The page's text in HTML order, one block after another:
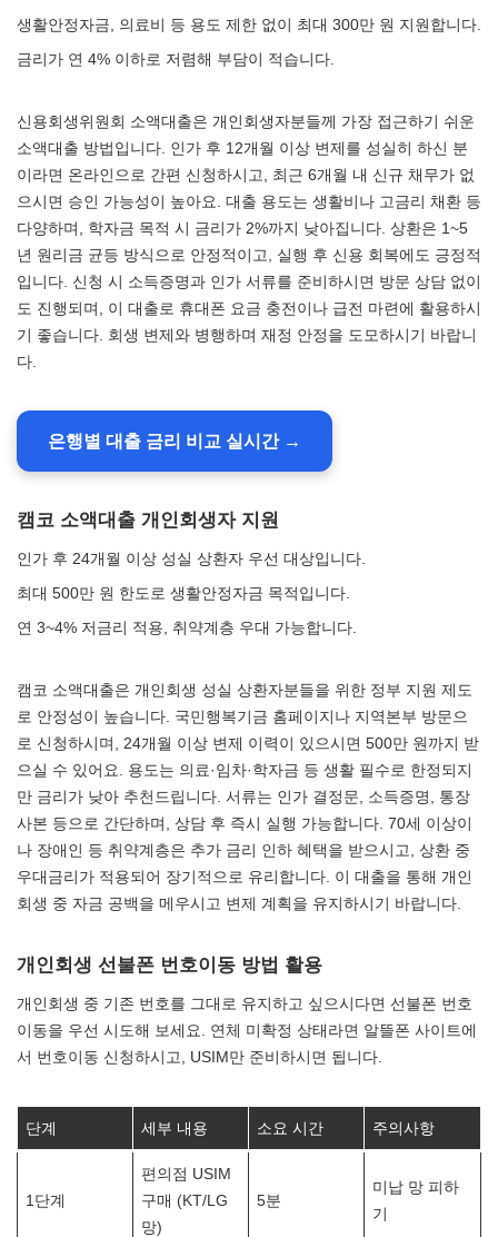
생활안정자금, 의료비 등 용도 제한 없이 최대 300만 원 지원합니다.
금리가 연 4% 이하로 저렴해 부담이 적습니다.
신용회생위원회 소액대출은 개인회생자분들께 가장 접근하기 쉬운
소액대출 방법입니다. 인가 후 12개월 이상 변제를 성실히 하신 분
이라면 온라인으로 간편 신청하시고, 최근 6개월 내 신규 채무가 없
으시면 승인 가능성이 높아요. 대출 용도는 생활비나 고금리 채환 등
다양하며, 학자금 목적 시 금리가 2%까지 낮아집니다. 상환은 1~5
년 원리금 균등 방식으로 안정적이고, 실행 후 신용 회복에도 긍정적
입니다. 신청 시 소득증명과 인가 서류를 준비하시면 방문 상담 없이
도 진행되며, 이 대출로 휴대폰 요금 충전이나 급전 마련에 활용하시
기 좋습니다. 회생 변제와 병행하며 재정 안정을 도모하시기 바랍니
다.
은행별 대출 금리 비교 실시간 →
캠코 소액대출 개인회생자 지원
인가 후 24개월 이상 성실 상환자 우선 대상입니다.
최대 500만 원 한도로 생활안정자금 목적입니다.
연 3~4% 저금리 적용, 취약계층 우대 가능합니다.
캠코 소액대출은 개인회생 성실 상환자분들을 위한 정부 지원 제도
로 안정성이 높습니다. 국민행복기금 홈페이지나 지역본부 방문으
로 신청하시며, 24개월 이상 변제 이력이 있으시면 500만 원까지 받
으실 수 있어요. 용도는 의료·임차·학자금 등 생활 필수로 한정되지
만 금리가 낮아 추천드립니다. 서류는 인가 결정문, 소득증명, 통장
사본 등으로 간단하며, 상담 후 즉시 실행 가능합니다. 70세 이상이
나 장애인 등 취약계층은 추가 금리 인하 혜택을 받으시고, 상환 중
우대금리가 적용되어 장기적으로 유리합니다. 이 대출을 통해 개인
회생 중 자금 공백을 메우시고 변제 계획을 유지하시기 바랍니다.
개인회생 선불폰 번호이동 방법 활용
개인회생 중 기존 번호를 그대로 유지하고 싶으시다면 선불폰 번호
이동을 우선 시도해 보세요. 연체 미확정 상태라면 알뜰폰 사이트에
서 번호이동 신청하시고, USIM만 준비하시면 됩니다.
단계 세부 내용 소요 시간 주의사항
1단계
편의점 USIM
구매 (KT/LG
망)
5분
미납 망 피하
기